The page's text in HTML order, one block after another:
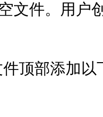
文件。用
部添加以